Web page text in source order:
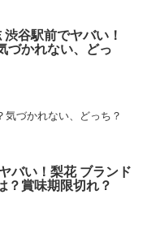
渋谷駅前でヤバい！
づかれない、どっ
気づかれない、どっち？
バい！梨花 ブランド
？賞味期限切れ？